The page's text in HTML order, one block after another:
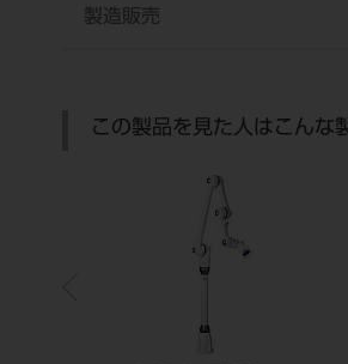
製造販売
この製品を見た人はこんな